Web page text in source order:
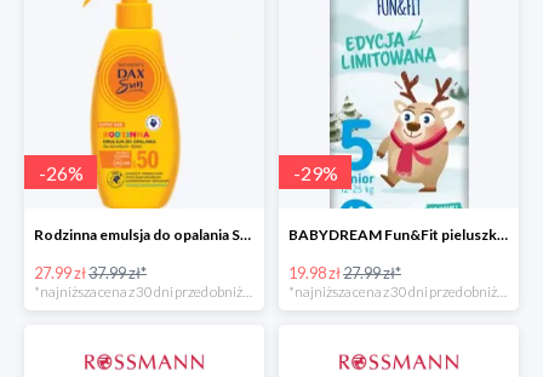
-26%
Rodzinna emulsja do opalania SPF 50
27.99 zł37.99 zł*
*najniższa cena z 30 dni przed obniżką
-29%
BABYDREAM Fun&Fit pieluszki jednorazowe Junior 5
19.98 zł27.99 zł*
*najniższa cena z 30 dni przed obniżką